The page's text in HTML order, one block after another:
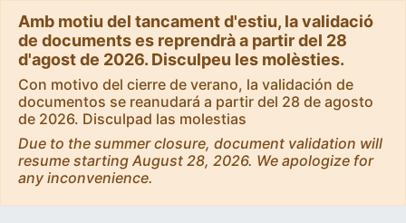
Amb motiu del tancament d'estiu, la validació
de documents es reprendrà a partir del 28
d'agost de 2026. Disculpeu les molèsties.
Con motivo del cierre de verano, la validación de
documentos se reanudará a partir del 28 de agosto
de 2026. Disculpad las molestias
Due to the summer closure, document validation will
resume starting August 28, 2026. We apologize for
any inconvenience.